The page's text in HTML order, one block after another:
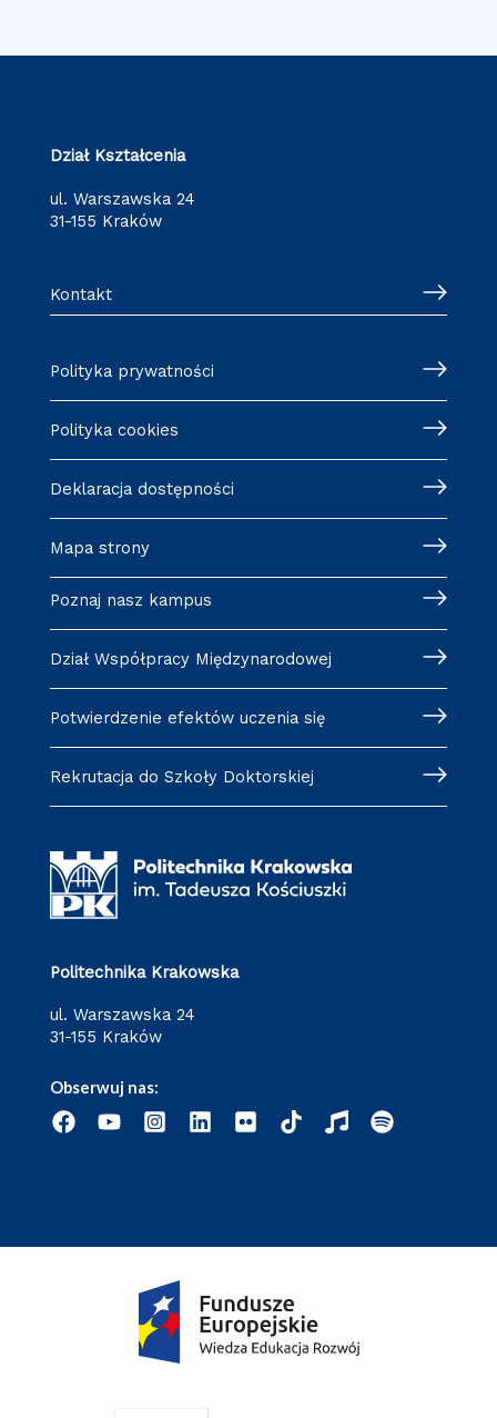
Dział Kształcenia
ul. Warszawska 24
31-155 Kraków
Kontakt
Polityka prywatności
Polityka cookies
Deklaracja dostępności
Mapa strony
Poznaj nasz kampus
Dział Współpracy Międzynarodowej
Potwierdzenie efektów uczenia się
Rekrutacja do Szkoły Doktorskiej
Politechnika Krakowska
ul. Warszawska 24
31-155 Kraków
Obserwuj nas: